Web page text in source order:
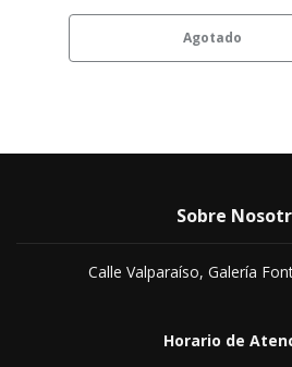
Agotado
Sobre
Calle Valparaíso, Galería
Horario de